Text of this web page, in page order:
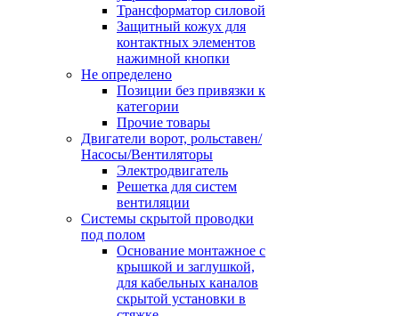
Трансформатор силовой
Защитный кожух для
контактных элементов
нажимной кнопки
Не определено
Позиции без привязки к
категории
Прочие товары
Двигатели ворот, рольставен/
Насосы/Вентиляторы
Электродвигатель
Решетка для систем
вентиляции
Системы скрытой проводки
под полом
Основание монтажное с
крышкой и заглушкой,
для кабельных каналов
скрытой установки в